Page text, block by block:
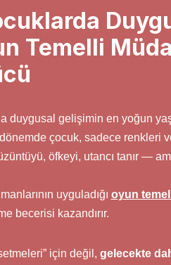
Temelli
gelişimin en yoğun
çocuk, sadece renkleri
öfkeyi, utancı tanır —
uyguladığı oyun
becerisi kazandırır.
için değil, gelecekte